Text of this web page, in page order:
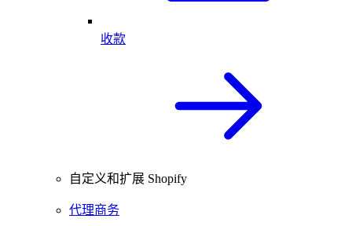
收款
自定义和扩展 Shopify
代理商务